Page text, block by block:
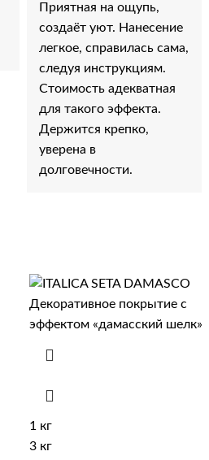
Приятная на ощупь,
создаёт уют. Нанесение
легкое, справилась сама,
следуя инструкциям.
Стоимость адекватная
для такого эффекта.
Держится крепко,
уверена в
долговечности.
1 кг
3 кг